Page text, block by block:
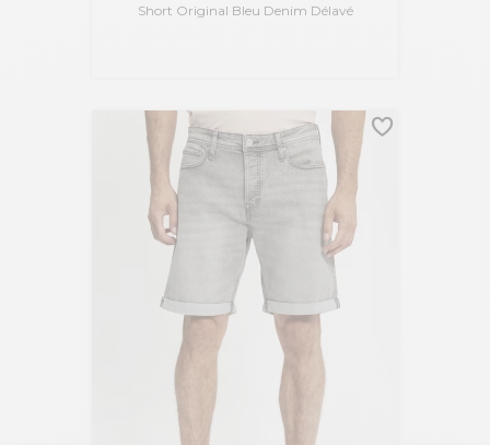
Short Original Bleu Denim Délavé